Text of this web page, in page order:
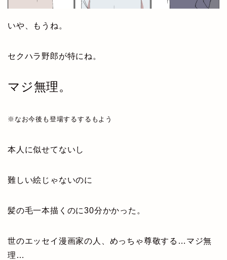
いや、もうね。
セクハラ野郎が特にね。
マジ無理。
※なお今後も登場するするもよう
本人に似せてないし
難しい絵じゃないのに
髪の毛一本描くのに30分かかった。
世のエッセイ漫画家の人、めっちゃ尊敬する…マジ無
理…